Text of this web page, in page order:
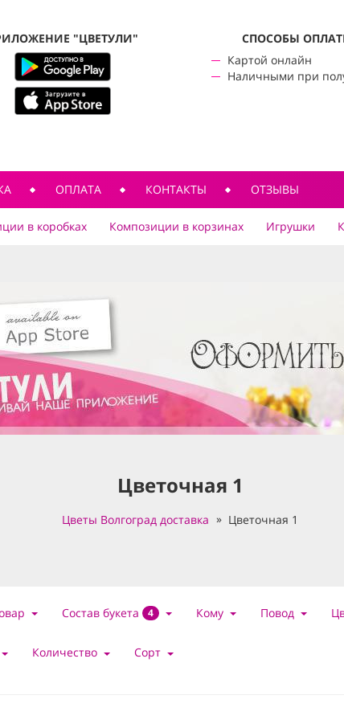
"ЦВЕТУЛИ"
CПОСОБЫ
Картой онлайн
Наличными при
ОПЛАТА КОНТАКТЫ ОТЗЫВЫ
в коробках Композиции в корзинах Игрушки
Цветочная 1
Цветы Волгоград доставка Цветочная 1
Состав букета 4 Кому Повод
Количество Сорт